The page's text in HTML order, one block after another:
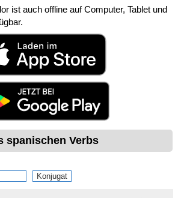
ist auch offline auf Computer, Tablet und
spanischen Verbs